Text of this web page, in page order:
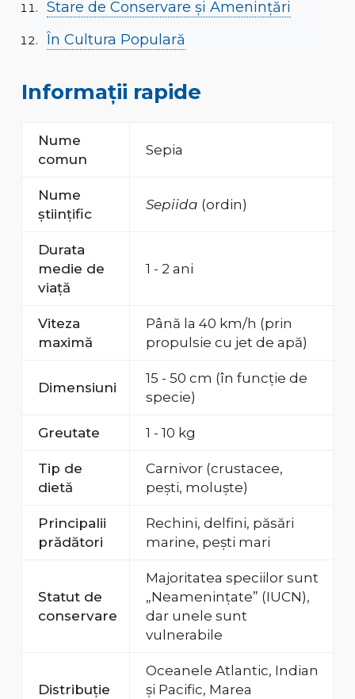
Stare de Conservare și Amenințări
În Cultura Populară
Informații rapide
Nume
comun
Sepia
Nume
științific
Sepiida (ordin)
Durata
medie de
viață
1 - 2 ani
Viteza
maximă
Până la 40 km/h (prin
propulsie cu jet de apă)
Dimensiuni
15 - 50 cm (în funcție de
specie)
Greutate 1 - 10 kg
Tip de
dietă
Carnivor (crustacee,
pești, moluște)
Principalii
prădători
Rechini, delfini, păsări
marine, pești mari
Statut de
conservare
Majoritatea speciilor sunt
„Neamenințate” (IUCN),
dar unele sunt
vulnerabile
Distribuție
Oceanele Atlantic, Indian
și Pacific, Marea